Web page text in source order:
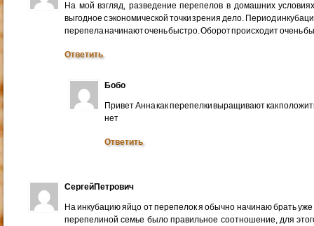
На мой взгляд, разведение перепелов в домашних
выгодное с экономической точки зрения дело. Период
перепела начинают очень быстро. Оборот происходит очень
Ответить
Бобо
Привет Анна как перепелки выращивают как
нет
Ответить
СергейПетрович
На инкубацию яйцо от перепелок я обычно начинаю брать
перепелиной семье было правильное соотношение, для